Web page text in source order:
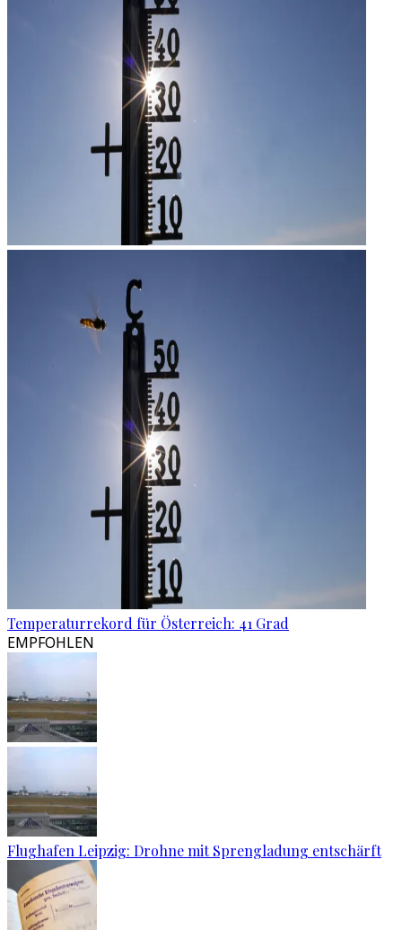
Temperaturrekord für Österreich: 41 Grad
EMPFOHLEN
Flughafen Leipzig: Drohne mit Sprengladung entschärft